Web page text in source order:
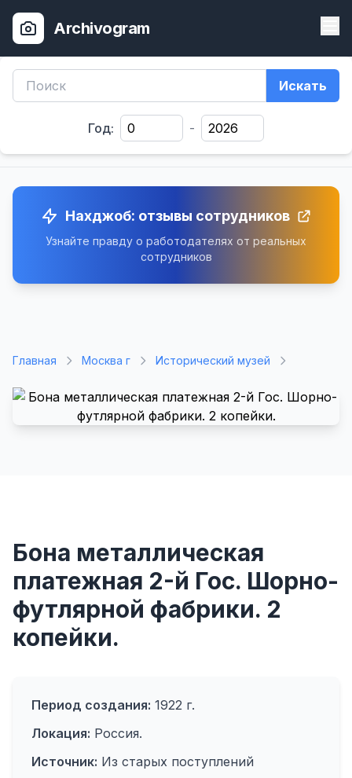
Archivogram
Искать
Год: -
Нахджоб: отзывы сотрудников
Узнайте правду о работодателях от реальных
сотрудников
Главная Москва г Исторический музей
Бона металлическая
платежная 2-й Гос. Шорно-
футлярной фабрики. 2
копейки.
Период создания: 1922 г.
Локация: Россия.
Источник: Из старых поступлений